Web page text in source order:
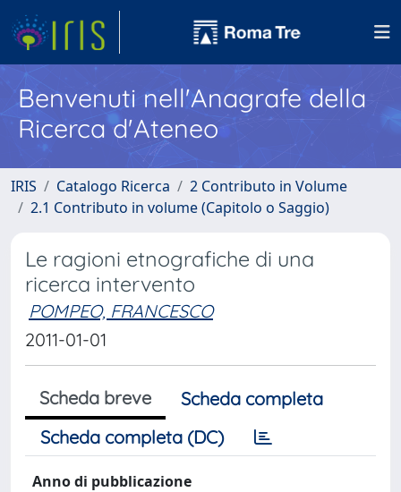
Benvenuti nell'Anagrafe della
Ricerca d'Ateneo
IRIS Catalogo Ricerca
2 Contributo in Volume
2.1 Contributo in volume (Capitolo o Saggio)
Le ragioni etnografiche di una
ricerca intervento
POMPEO, FRANCESCO
2011-01-01
Scheda breve
Scheda completa
Scheda completa (DC)
Anno di pubblicazione